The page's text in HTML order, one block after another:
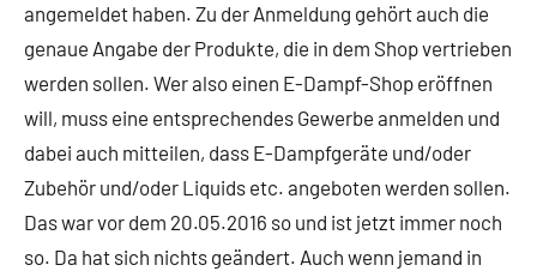
angemeldet haben. Zu der Anmeldung gehört auch die
genaue Angabe der Produkte, die in dem Shop vertrieben
werden sollen. Wer also einen E-Dampf-Shop eröffnen
will, muss eine entsprechendes Gewerbe anmelden und
dabei auch mitteilen, dass E-Dampfgeräte und/oder
Zubehör und/oder Liquids etc. angeboten werden sollen.
Das war vor dem 20.05.2016 so und ist jetzt immer noch
so. Da hat sich nichts geändert. Auch wenn jemand in